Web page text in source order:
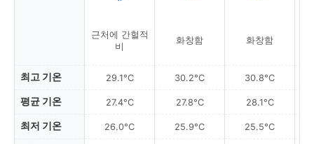
최고 기온
평균 기온
최저 기온
근처에 간헐적
비
29.1°C
27.4°C
26.0°C
화창함
30.2°C
27.8°C
25.9°C
화창함
30.8°C
28.1°C
25.5°C